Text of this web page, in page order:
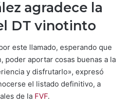
agradece la
DT vinotinto
este llamado, esperando que
poder aportar cosas buenas a la
y disfrutarlo», expresó
el listado definitivo, a
de la FVF.